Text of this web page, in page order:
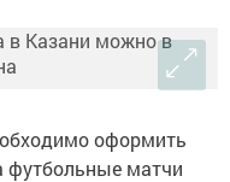
оформить
футбольные матчи